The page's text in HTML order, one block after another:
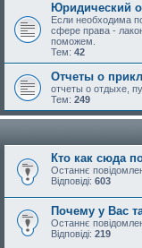
Юридический
Если необходима
сфере права -
поможем.
Тем: 42
Отчеты о
отчеты о отдыхе,
Тем: 249
Кто как сюда
Останнє
Відповіді: 603
Почему у Вас
Останнє
Відповіді: 219